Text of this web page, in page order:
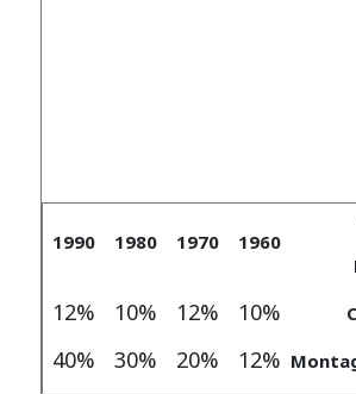
1960
1970
1980
1990
10%
12%
10%
12%
12%
20%
30%
40%